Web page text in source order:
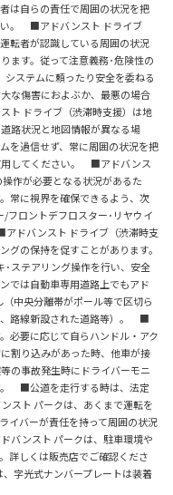
は自らの責任で周囲の状況を把
い。 ■アドバンスト ドライブ
転者が認識している周囲の状況
ます。従って注意義務･危険性の
ステムに頼ったり安全を委ねる
な傷害におよぶか、最悪の場合
ト ドライブ（渋滞時支援）は地
路状況と地図情報が異なる場
を過信せず、常に周囲の状況を把
用してください。 ■アドバンス
作が必要となる状況があるた
常に視界を確保できるよう、次
フロントデフロスター･リヤウイ
ドバンスト ドライブ（渋滞時支
グの保持を促すことがあります。
･ステアリング操作を行い、安全
では自動車専用道路上でもアド
中央分離帯がポール等で区切ら
、路線新設された道路等）。 ■
必要に応じて自らハンドル・アク
割り込みがあった時、他車が接
の事故発生時にドライバーモニ
。 ■公道を走行する時は、法定
スト パークは、あくまで運転を
イバーが責任を持って周囲の状況
バンスト パークは、駐車環境や
詳しくは販売店でご確認くださ
字光式ナンバープレートは装着